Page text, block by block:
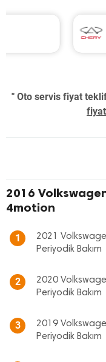
Chery
2025
" Oto servis fiyat
2016
4motion
1
2021
Periyodik Bakım
2
2020
Periyodik Bakım
3
2019
Periyodik Bakım